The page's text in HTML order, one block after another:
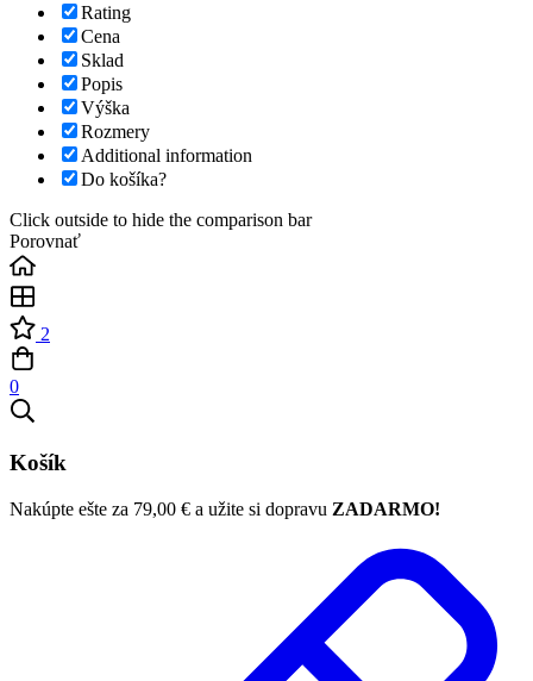
Rating
Cena
Sklad
Popis
Výška
Rozmery
Additional information
Do košíka?
Click outside to hide the comparison bar
Porovnať
2
0
Košík
Nakúpte ešte za 79,00 € a užite si dopravu ZADARMO!